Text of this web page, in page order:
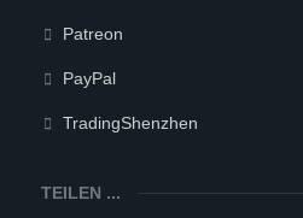
Patreon
PayPal
TradingShenzhen
TEILEN ...